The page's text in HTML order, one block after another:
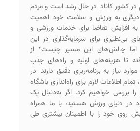
در کشور کانادا در حال رشد است و مردم
به ورزش و سلامت خود اهمیت
افزایش تقاضا برای خدمات ورزشی و
بی‌نظیری برای سرمایه‌گذاری در این
اما چالش‌های این مسیر چیست؟ از
تا هزینه‌های اولیه و راه‌های جذب
نیاز به برنامه‌ریزی دقیق دارند. در
تمام اطلاعات لازم برای راه‌اندازی باشگاه
را بررسی خواهیم کرد. اگر به‌دنبال یک
در دنیای ورزش هستید، با ما همراه
روی خود را با اطمینان بیشتری طی